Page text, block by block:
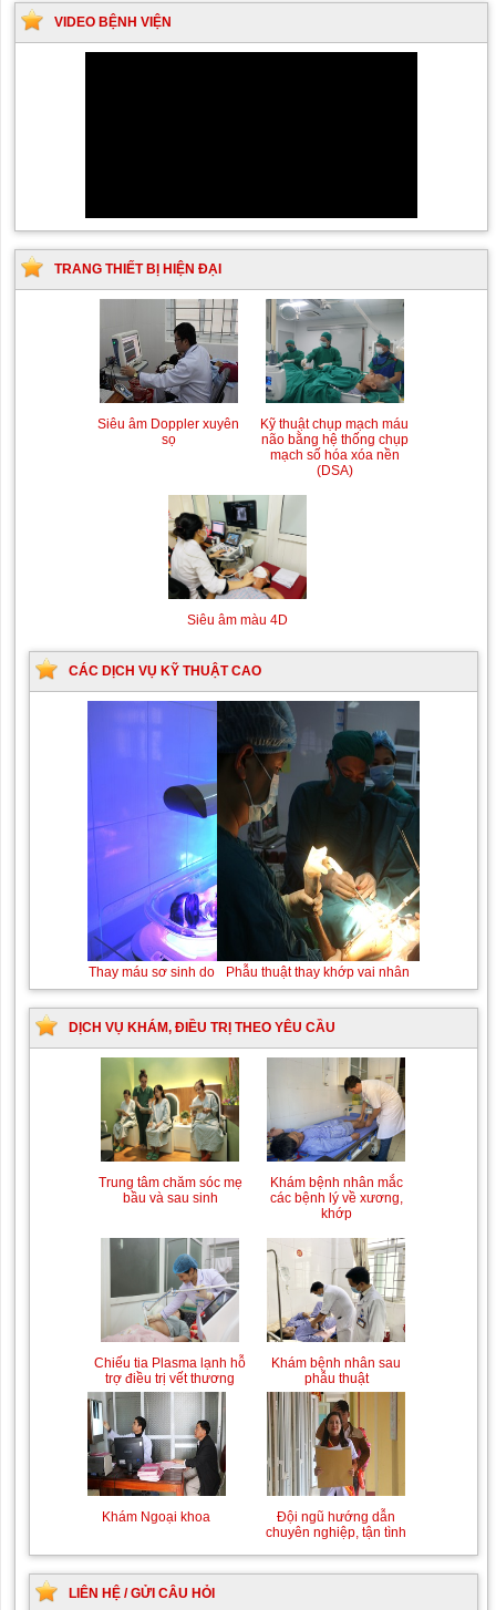
VIDEO BỆNH VIỆN
TRANG THIẾT BỊ HIỆN ĐẠI
Siêu âm Doppler xuyên
sọ
Kỹ thuật chụp mạch máu
não bằng hệ thống chụp
mạch số hóa xóa nền
(DSA)
Siêu âm màu 4D
CÁC DỊCH VỤ KỸ THUẬT CAO
Thay máu sơ sinh do bất đồng nhóm máu
DỊCH VỤ KHÁM, ĐIỀU TRỊ THEO YÊU CẦU
Trung tâm chăm sóc mẹ
bầu và sau sinh
Khám bệnh nhân mắc
các bệnh lý về xương,
khớp
Chiếu tia Plasma lạnh hỗ
trợ điều trị vết thương
Khám bệnh nhân sau
phẫu thuật
Khám Ngoại khoa
Đội ngũ hướng dẫn
chuyên nghiệp, tận tình
LIÊN HỆ / GỬI CÂU HỎI